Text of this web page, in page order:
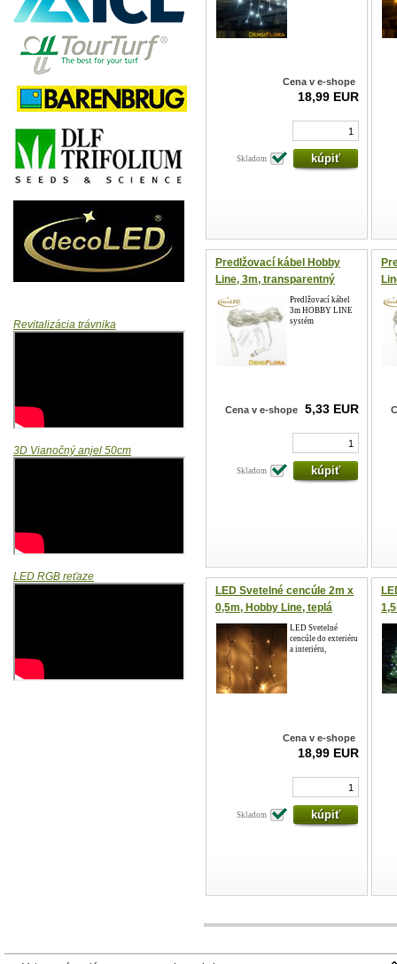
Revitalizácia trávnika
3D Vianočný anjel 50cm
LED RGB reťaze
Cena v e-shope
18,99 EUR
Skladom
Predlžovací kábel Hobby
Line, 3m, transparentný
Predlžovací kábel
3m HOBBY LINE
systém
Cena v e-shope 5,33 EUR
Skladom
LED Svetelné cencúle 2m x
0,5m, Hobby Line, teplá
biela, 40 LED diódLED Svetelné
cencúle do exteriéru
a interiéru,
Cena v e-shope
18,99 EUR
Skladom